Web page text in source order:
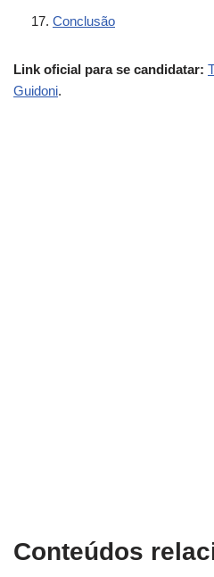
Conclusão
Link oficial para se candidatar:
Guidoni.
Conteúdos